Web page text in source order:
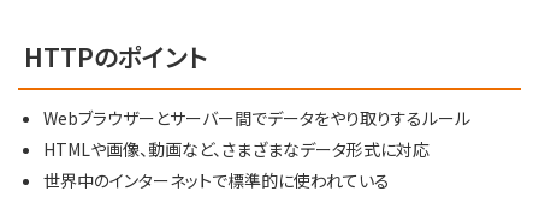
HTTPのポイント
Webブラウザーとサーバー間でデータをやり取りするルール
HTMLや画像、動画など、さまざまなデータ形式に対応
世界中のインターネットで標準的に使われている